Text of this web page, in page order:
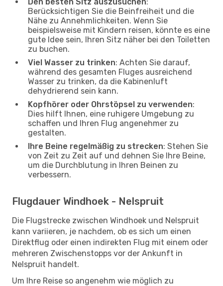
Berücksichtigen Sie die Beinfreiheit und die
Nähe zu Annehmlichkeiten. Wenn Sie
beispielsweise mit Kindern reisen, könnte es eine
gute Idee sein, Ihren Sitz näher bei den Toiletten
zu buchen.
Viel Wasser zu trinken: Achten Sie darauf,
während des gesamten Fluges ausreichend
Wasser zu trinken, da die Kabinenluft
dehydrierend sein kann.
Kopfhörer oder Ohrstöpsel zu verwenden:
Dies hilft Ihnen, eine ruhigere Umgebung zu
schaffen und Ihren Flug angenehmer zu
gestalten.
Ihre Beine regelmäßig zu strecken: Stehen Sie
von Zeit zu Zeit auf und dehnen Sie Ihre Beine,
um die Durchblutung in Ihren Beinen zu
verbessern.
Flugdauer Windhoek - Nelspruit
Die Flugstrecke zwischen Windhoek und Nelspruit
kann variieren, je nachdem, ob es sich um einen
Direktflug oder einen indirekten Flug mit einem oder
mehreren Zwischenstopps vor der Ankunft in
Nelspruit handelt.
Um Ihre Reise so angenehm wie möglich zu